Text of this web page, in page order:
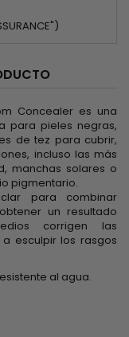
Concealer es una
para pieles negras,
de tez para cubrir,
incluso las más
manchas solares o
pigmentario.
para combinar
un resultado
corrigen las
esculpir los rasgos
al agua.